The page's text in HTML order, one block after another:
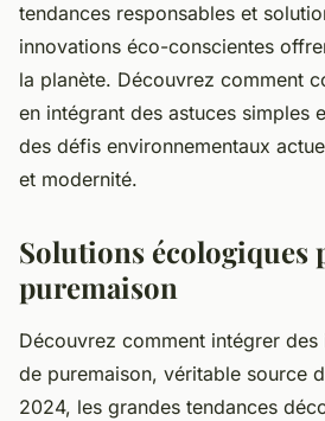
tendances responsables et
innovations éco-conscientes
la planète. Découvrez comment
en intégrant des astuces simples
des défis environnementaux
et modernité.
Solutions
puremaison
Découvrez comment intégrer
de puremaison, véritable source
2024, les grandes tendances